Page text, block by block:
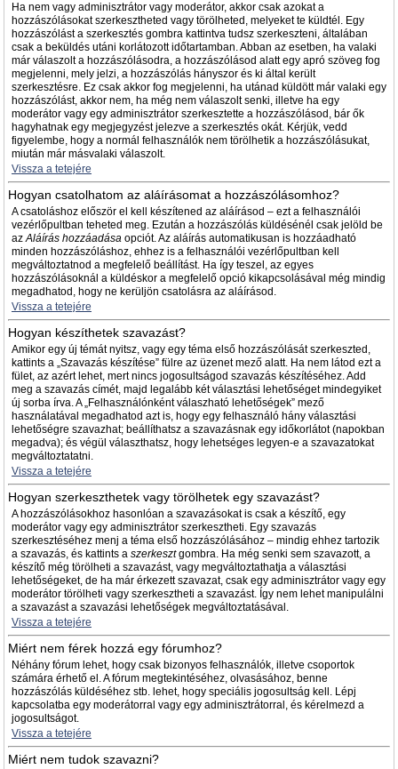
Ha nem vagy adminisztrátor vagy moderátor, akkor csak azokat a
hozzászólásokat szerkesztheted vagy törölheted, melyeket te küldtél. Egy
hozzászólást a szerkesztés gombra kattintva tudsz szerkeszteni, általában
csak a beküldés utáni korlátozott időtartamban. Abban az esetben, ha valaki
már válaszolt a hozzászólásodra, a hozzászólásod alatt egy apró szöveg fog
megjelenni, mely jelzi, a hozzászólás hányszor és ki által került
szerkesztésre. Ez csak akkor fog megjelenni, ha utánad küldött már valaki egy
hozzászólást, akkor nem, ha még nem válaszolt senki, illetve ha egy
moderátor vagy egy adminisztrátor szerkesztette a hozzászólásod, bár ők
hagyhatnak egy megjegyzést jelezve a szerkesztés okát. Kérjük, vedd
figyelembe, hogy a normál felhasználók nem törölhetik a hozzászólásukat,
miután már másvalaki válaszolt.
Vissza a tetejére
Hogyan csatolhatom az aláírásomat a hozzászólásomhoz?
A csatoláshoz először el kell készítened az aláírásod – ezt a felhasználói
vezérlőpultban teheted meg. Ezután a hozzászólás küldésénél csak jelöld be
azAláírás hozzáadása opciót. Az aláírás automatikusan is hozzáadható
minden hozzászóláshoz, ehhez is a felhasználói vezérlőpultban kell
megváltoztatnod a megfelelő beállítást. Ha így teszel, az egyes
hozzászólásoknál a küldéskor a megfelelő opció kikapcsolásával még mindig
megadhatod, hogy ne kerüljön csatolásra az aláírásod.
Vissza a tetejére
Hogyan készíthetek szavazást?
Amikor egy új témát nyitsz, vagy egy téma első hozzászólását szerkeszted,
kattints a „Szavazás készítése” fülre az üzenet mező alatt. Ha nem látod ezt a
fület, az azért lehet, mert nincs jogosultságod szavazás készítéséhez. Add
meg a szavazás címét, majd legalább két választási lehetőséget mindegyiket
új sorba írva. A „Felhasználónként válaszható lehetőségek” mező
használatával megadhatod azt is, hogy egy felhasználó hány választási
lehetőségre szavazhat; beállíthatsz a szavazásnak egy időkorlátot (napokban
megadva); és végül választhatsz, hogy lehetséges legyen-e a szavazatokat
megváltoztatatni.
Vissza a tetejére
Hogyan szerkeszthetek vagy törölhetek egy szavazást?
A hozzászólásokhoz hasonlóan a szavazásokat is csak a készítő, egy
moderátor vagy egy adminisztrátor szerkesztheti. Egy szavazás
szerkesztéséhez menj a téma első hozzászólásához – mindig ehhez tartozik
a szavazás, és kattints a szerkesztgombra. Ha még senki sem szavazott, a
készítő még törölheti a szavazást, vagy megváltoztathatja a választási
lehetőségeket, de ha már érkezett szavazat, csak egy adminisztrátor vagy egy
moderátor törölheti vagy szerkesztheti a szavazást. Így nem lehet manipulálni
a szavazást a szavazási lehetőségek megváltoztatásával.
Vissza a tetejére
Miért nem férek hozzá egy fórumhoz?
Néhány fórum lehet, hogy csak bizonyos felhasználók, illetve csoportok
számára érhető el. A fórum megtekintéséhez, olvasásához, benne
hozzászólás küldéséhez stb. lehet, hogy speciális jogosultság kell. Lépj
kapcsolatba egy moderátorral vagy egy adminisztrátorral, és kérelmezd a
jogosultságot.
Vissza a tetejére
Miért nem tudok szavazni?